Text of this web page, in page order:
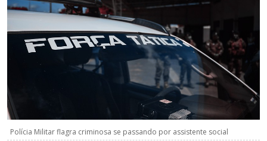
Polícia Militar flagra criminosa se passando por assistente social